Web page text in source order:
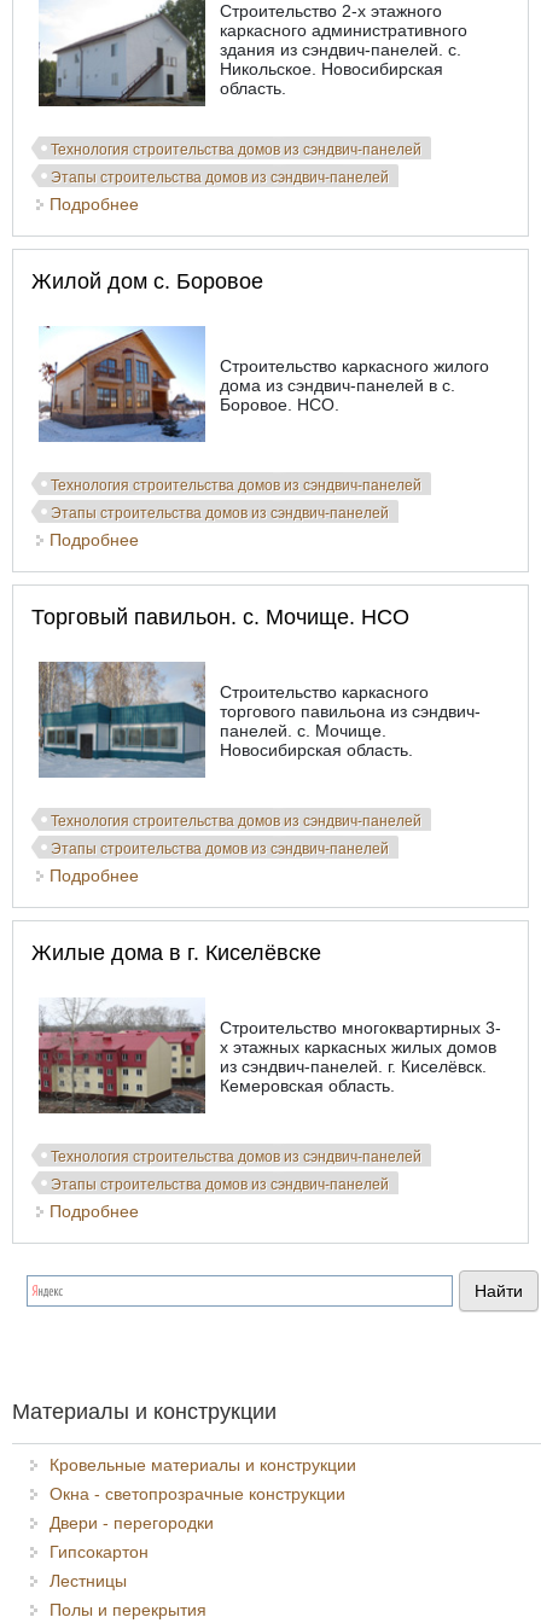
Строительство 2-х этажного
каркасного административного
здания из сэндвич-панелей. с.
Никольское. Новосибирская
область.
Технология строительства домов из сэндвич-панелей
Этапы строительства домов из сэндвич-панелей
Подробнее
Жилой дом с. Боровое
Строительство каркасного жилого
дома из сэндвич-панелей в с.
Боровое. НСО.
Технология строительства домов из сэндвич-панелей
Этапы строительства домов из сэндвич-панелей
Подробнее
Торговый павильон. с. Мочище. НСО
Строительство каркасного
торгового павильона из сэндвич-
панелей. с. Мочище.
Новосибирская область.
Технология строительства домов из сэндвич-панелей
Этапы строительства домов из сэндвич-панелей
Подробнее
Жилые дома в г. Киселёвске
Строительство многоквартирных 3-
х этажных каркасных жилых домов
из сэндвич-панелей. г. Киселёвск.
Кемеровская область.
Технология строительства домов из сэндвич-панелей
Этапы строительства домов из сэндвич-панелей
Подробнее
Материалы и конструкции
Кровельные материалы и конструкции
Окна - светопрозрачные конструкции
Двери - перегородки
Гипсокартон
Лестницы
Полы и перекрытия